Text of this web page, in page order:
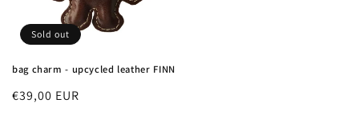
Sold out
bag charm - upcycled leather FINN
Regular
€39,00 EUR